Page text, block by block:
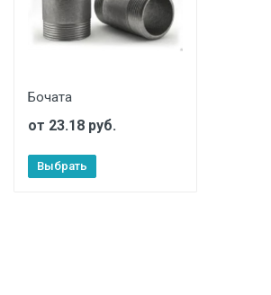
Бочата
от 23.18 руб.
Выбрать